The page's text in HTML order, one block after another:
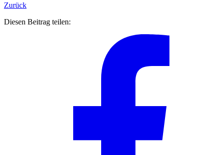
Zurück
Diesen Beitrag teilen: